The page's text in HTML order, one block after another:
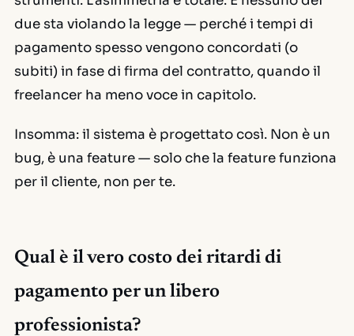
due sta violando la legge — perché i tempi di
pagamento spesso vengono concordati (o
subiti) in fase di firma del contratto, quando il
freelancer ha meno voce in capitolo.
Insomma: il sistema è progettato così. Non è un
bug, è una feature — solo che la feature funziona
per il cliente, non per te.
Qual è il vero costo dei ritardi di
pagamento per un libero
professionista?